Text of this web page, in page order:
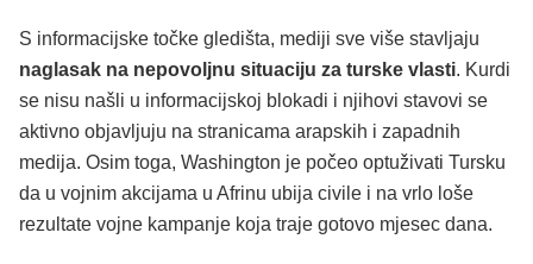
S informacijske točke gledišta, mediji sve više stavljaju
naglasak na nepovoljnu situaciju za turske vlasti. Kurdi
se nisu našli u informacijskoj blokadi i njihovi stavovi se
aktivno objavljuju na stranicama arapskih i zapadnih
medija. Osim toga, Washington je počeo optuživati Tursku
da u vojnim akcijama u Afrinu ubija civile i na vrlo loše
rezultate vojne kampanje koja traje gotovo mjesec dana.